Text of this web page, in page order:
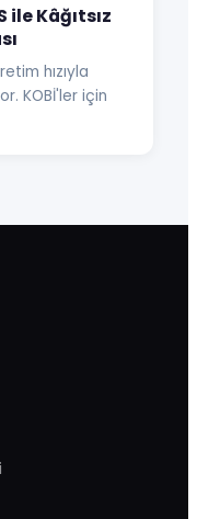
ile Kâğıtsız
hızıyla
KOBİ'ler için